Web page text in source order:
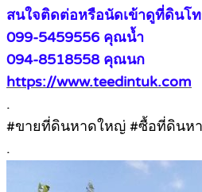
สนใจติดต่อหรือนัดเข้าดูที่ดินโ
099-5459556 คุณน้ำ
094-8518558 คุณนก
https://www.teedintuk.com
.
#ขายที่ดินหาดใหญ่ #ซื้อที่ดินห
.